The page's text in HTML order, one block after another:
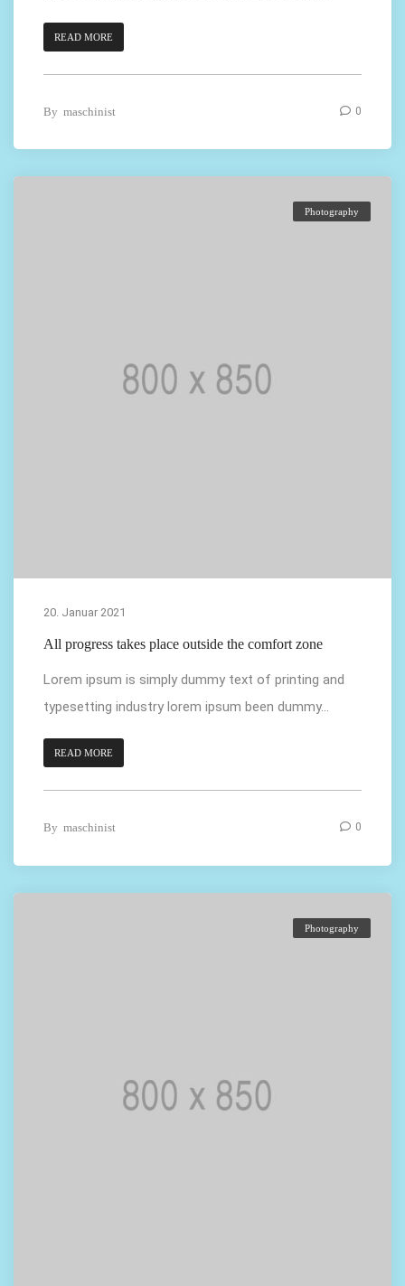
READ MORE
By maschinist 0
Photography
20. Januar 2021
All progress takes place outside the comfort zone
Lorem ipsum is simply dummy text of printing and
typesetting industry lorem ipsum been dummy...
READ MORE
By maschinist 0
Photography